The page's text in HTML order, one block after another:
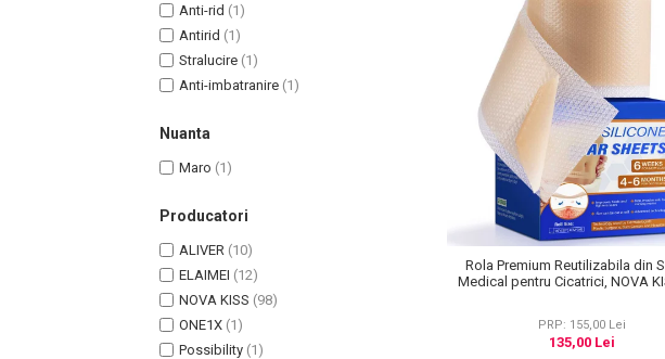
Anti-rid (1)
Antirid (1)
Stralucire (1)
Anti-imbatranire (1)
Nuanta
Maro (1)
Producatori
ALIVER (10)
ELAIMEI (12)
NOVA KISS (98)
ONE1X (1)
Possibility (1)
Rola Premium Reutilizabila din
Medical pentru Cicatrici, NOVA
PRP: 155,00 Lei
135,00 Lei